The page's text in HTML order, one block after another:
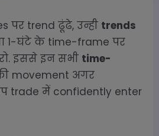
पर trend ढूंढे, उन्ही trends
1-घंटे के time-frame पर
इससे इन सभी time-
movement अगर
trade में confidently enter